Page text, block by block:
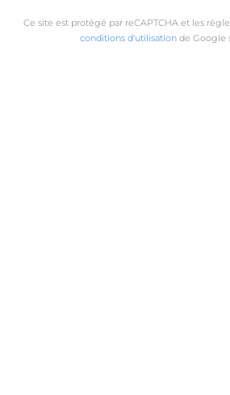
Ce site est protégé par reCAPTCHA et les
conditions d'utilisationde Google